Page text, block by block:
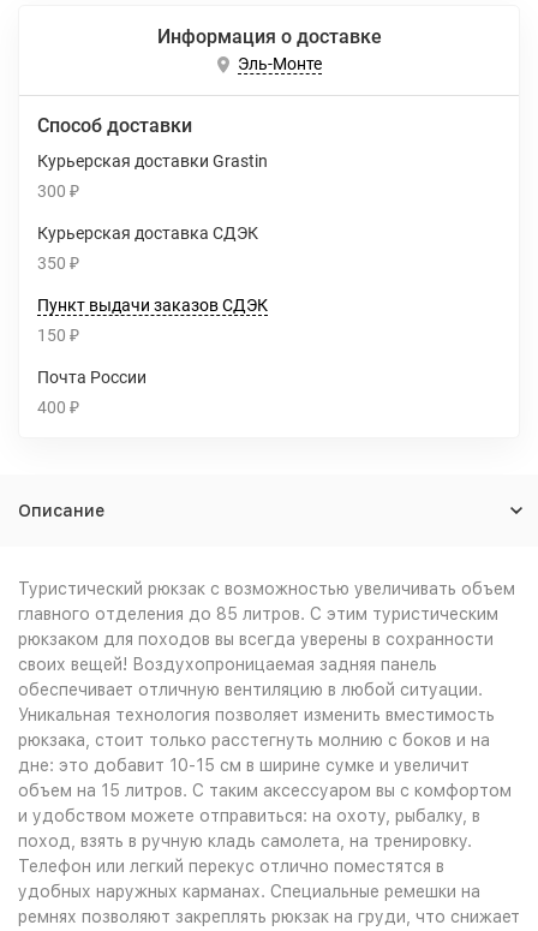
Информация о доставке
Эль-Монте
Способ доставки
Курьерская доставки Grastin
300 ₽
Курьерская доставка СДЭК
350 ₽
Пункт выдачи заказов СДЭК
150 ₽
Почта России
400 ₽
Описание
Туристический рюкзак с возможностью увеличивать объем
главного отделения до 85 литров. С этим туристическим
рюкзаком для походов вы всегда уверены в сохранности
своих вещей! Воздухопроницаемая задняя панель
обеспечивает отличную вентиляцию в любой ситуации.
Уникальная технология позволяет изменить вместимость
рюкзака, стоит только расстегнуть молнию с боков и на
дне: это добавит 10-15 см в ширине сумке и увеличит
объем на 15 литров. С таким аксессуаром вы с комфортом
и удобством можете отправиться: на охоту, рыбалку, в
поход, взять в ручную кладь самолета, на тренировку.
Телефон или легкий перекус отлично поместятся в
удобных наружных карманах. Специальные ремешки на
ремнях позволяют закреплять рюкзак на груди, что снижает